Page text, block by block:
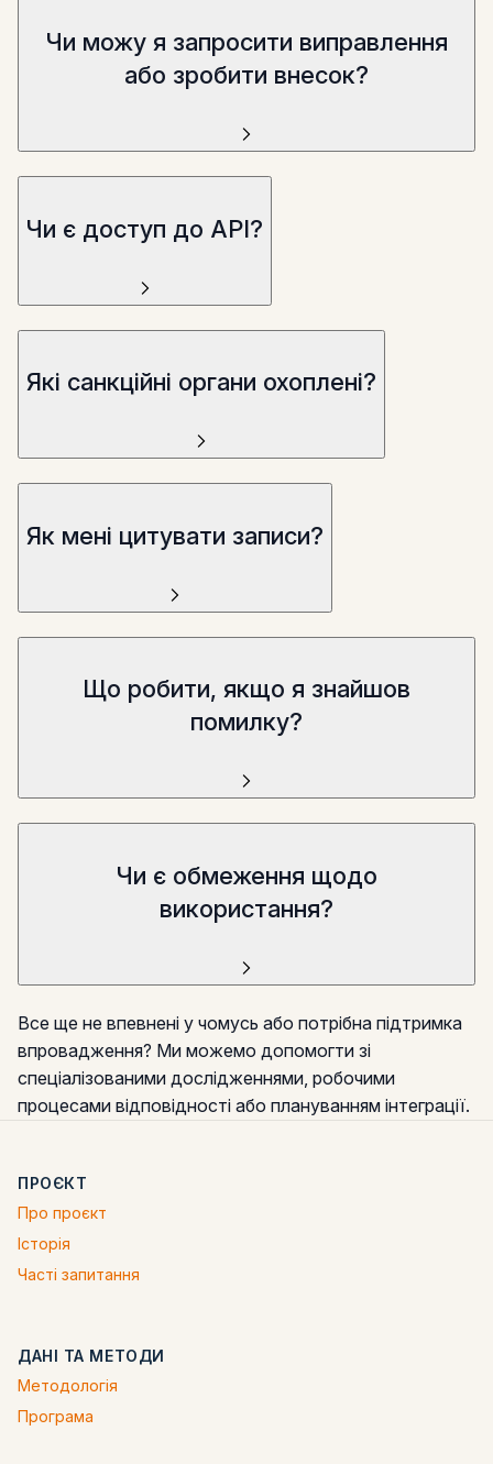
Чи можу я запросити виправлення
або зробити внесок?
Чи є доступ до API?
Які санкційні органи охоплені?
Як мені цитувати записи?
Що робити, якщо я знайшов
помилку?
Чи є обмеження щодо
використання?
Все ще не впевнені у чомусь або потрібна підтримка
впровадження? Ми можемо допомогти зі
спеціалізованими дослідженнями, робочими
процесами відповідності або плануванням інтеграції.
ПРОЄКТ
Про проєкт
Історія
Часті запитання
ДАНІ ТА МЕТОДИ
Методологія
Програма